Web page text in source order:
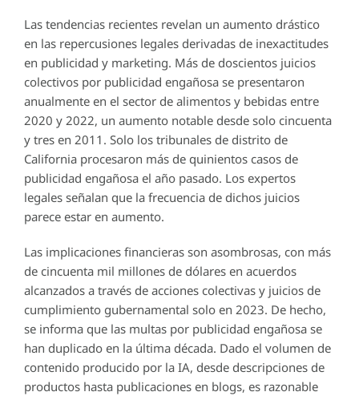
Las tendencias recientes revelan un aumento drástico
en las repercusiones legales derivadas de inexactitudes
en publicidad y marketing. Más de doscientos juicios
colectivos por publicidad engañosa se presentaron
anualmente en el sector de alimentos y bebidas entre
2020 y 2022, un aumento notable desde solo cincuenta
y tres en 2011. Solo los tribunales de distrito de
California procesaron más de quinientos casos de
publicidad engañosa el año pasado. Los expertos
legales señalan que la frecuencia de dichos juicios
parece estar en aumento.
Las implicaciones financieras son asombrosas, con más
de cincuenta mil millones de dólares en acuerdos
alcanzados a través de acciones colectivas y juicios de
cumplimiento gubernamental solo en 2023. De hecho,
se informa que las multas por publicidad engañosa se
han duplicado en la última década. Dado el volumen de
contenido producido por la IA, desde descripciones de
productos hasta publicaciones en blogs, es razonable